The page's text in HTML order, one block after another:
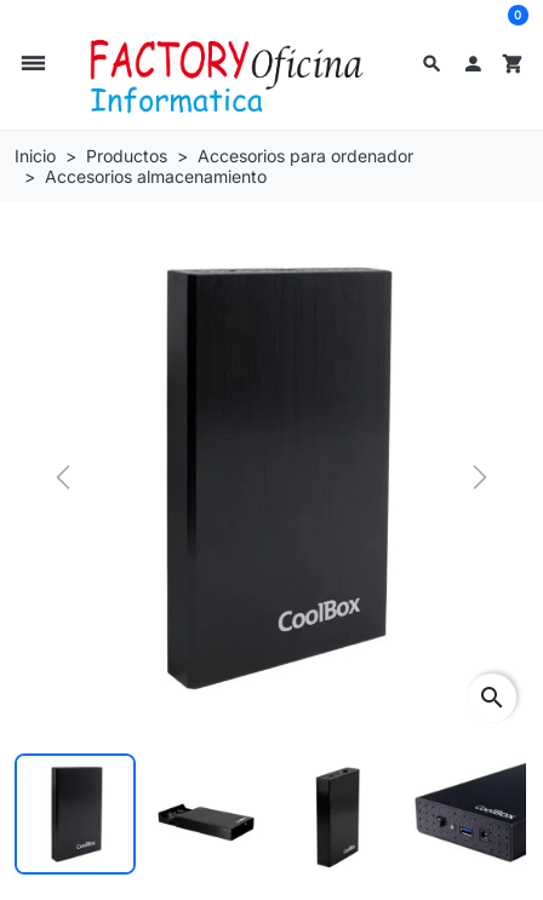
search
dehaze  shopping_cart
0
Inicio Productos
Accesorios para ordenador
Accesorios almacenamiento
Previous Next
search